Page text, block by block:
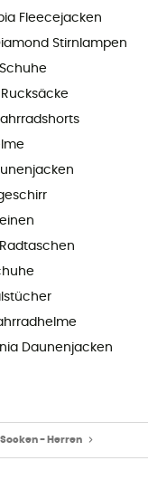
Fleecejacken
Stirnlampen
Daunenjacken
Socken - Herren